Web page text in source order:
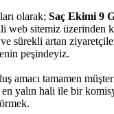
olarak; Saç Ekimi 9
web sitemiz üzerinden
sürekli artan
peşindeyiz.
amacı tamamen
en yalın hali ile bir